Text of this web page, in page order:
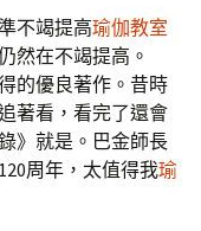
不竭提高瑜伽教室
然在不竭提高。
的優良著作。昔時
著看，看完了還會
》就是。巴金師長
周年，太值得我瑜